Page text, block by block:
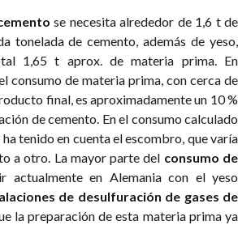
se necesita alrededor de 1,6 t de
tonelada de cemento, además de yeso,
1,65 t aprox. de materia prima. En
consumo de materia prima, con cerca de
final, es aproximadamente un 10 %
de cemento. En el consumo calculado
tenido en cuenta el escombro, que varía
a otro. La mayor parte del consumo de
actualmente en Alemania con el yeso
de desulfuración de gases de
la preparación de esta materia prima ya